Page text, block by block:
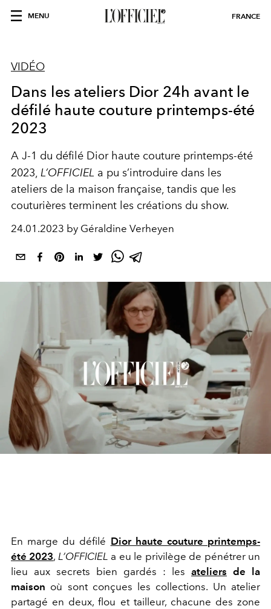
MENU FRANCE
VIDÉO
Dans les ateliers Dior 24h avant le
défilé haute couture printemps-été
2023
A J-1 du défilé Dior haute couture printemps-été
2023, L’OFFICIEL a pu s’introduire dans les
ateliers de la maison française, tandis que les
couturières terminent les créations du show.
24.01.2023 by Géraldine Verheyen
En marge du défilé Dior haute couture printemps-
été 2023, L’OFFICIEL a eu le privilège de pénétrer un
lieu aux secrets bien gardés : les ateliers de la
maison où sont conçues les collections. Un atelier
partagé en deux, flou et tailleur, chacune des zone